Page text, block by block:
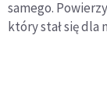
samego.
który stał się dla